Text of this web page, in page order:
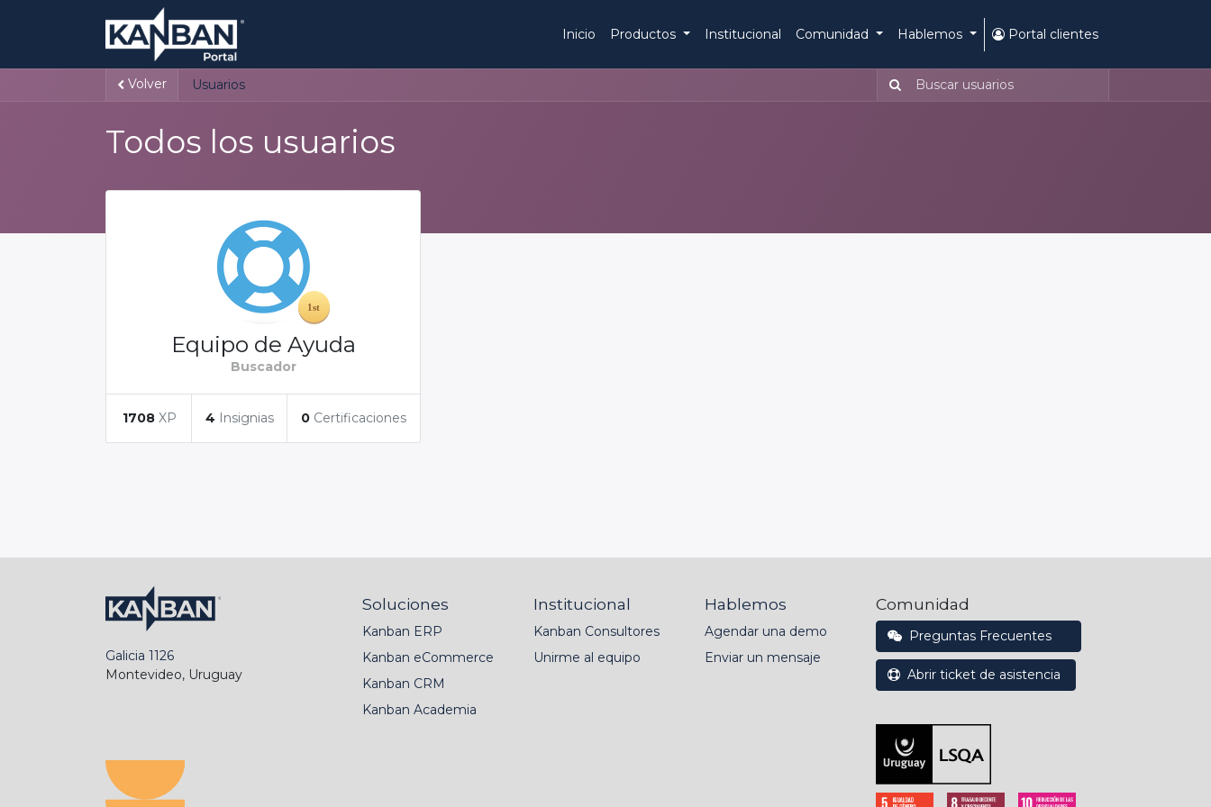
Inicio Productos Institucional Comunidad Hablemos Portal clientes
Volver Usuarios
Todos los usuarios
Equipo de Ayuda
Buscador
1708 XP 4 Insignias 0 Certificaciones
Galicia 1126
Montevideo, Uruguay
Soluciones
Kanban ERP
Kanban eCommerce
Kanban CRM
Kanban Academia
Institucional
Kanban Consultores
Unirme al equipo
Hablemos
Agendar una demo
Enviar un mensaje
Comunidad
Preguntas Frecuentes
Abrir ticket de asistencia